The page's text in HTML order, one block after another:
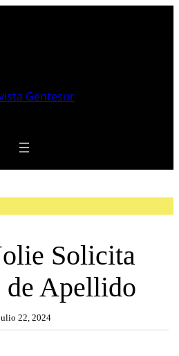
Solicita
de Apellido
22, 2024